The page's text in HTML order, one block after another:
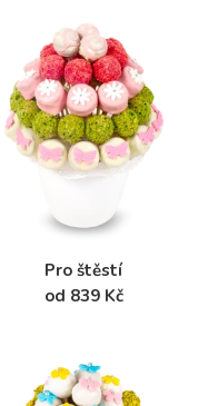
Pro štěstí
od 839 Kč